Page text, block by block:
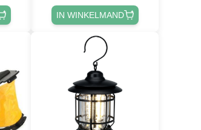
IN WINKELMAND